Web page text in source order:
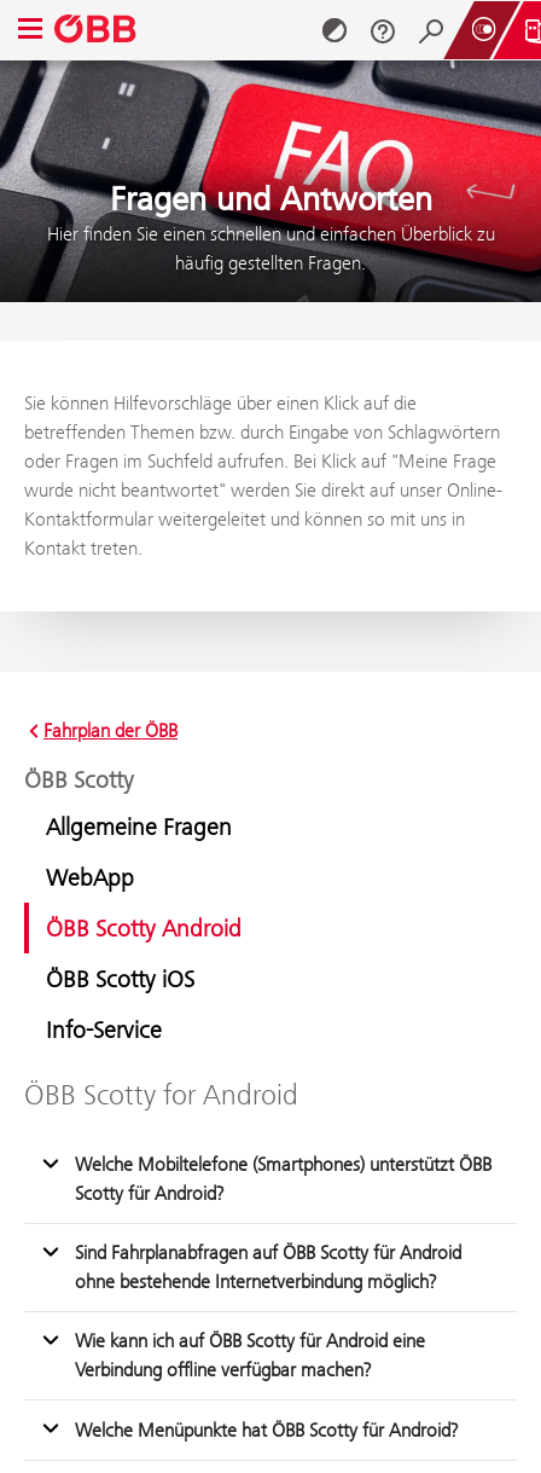
Zum Inhalt springen (Alt + 0)
Zum Menü springen (Alt + 1)
Navigationsmenü öffnen
Fragen und Antworten
Hier finden Sie einen schnellen und einfachen Überblick zu
häufig gestellten Fragen.
Sie können Hilfevorschläge über einen Klick auf die
betreffenden Themen bzw. durch Eingabe von Schlagwörtern
oder Fragen im Suchfeld aufrufen. Bei Klick auf "Meine Frage
wurde nicht beantwortet" werden Sie direkt auf unser Online-
Kontaktformular weitergeleitet und können so mit uns in
Kontakt treten.
Fahrplan der ÖBB
ÖBB Scotty
Allgemeine Fragen
WebApp
ÖBB Scotty Android
ÖBB Scotty iOS
Info-Service
ÖBB Scotty for Android
Welche Mobiltelefone (Smartphones) unterstützt ÖBB
Scotty für Android?
Sind Fahrplanabfragen auf ÖBB Scotty für Android
ohne bestehende Internetverbindung möglich?
Wie kann ich auf ÖBB Scotty für Android eine
Verbindung offline verfügbar machen?
Welche Menüpunkte hat ÖBB Scotty für Android?